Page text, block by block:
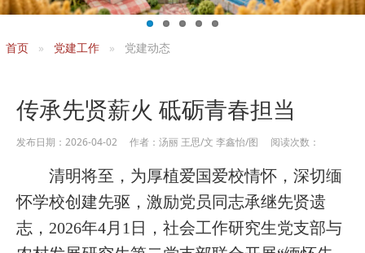
首页 党建工作 党建动态
传承先贤薪火 砥砺青春担当
发布日期：2026-04-02 作者：汤丽 王思/文 李鑫怡/图 阅读次数：
清明将至，为厚植爱国爱校情怀，深切缅
怀学校创建先驱，激励党员同志承继先贤遗
志，2026年4月1日，社会工作研究生党支部与